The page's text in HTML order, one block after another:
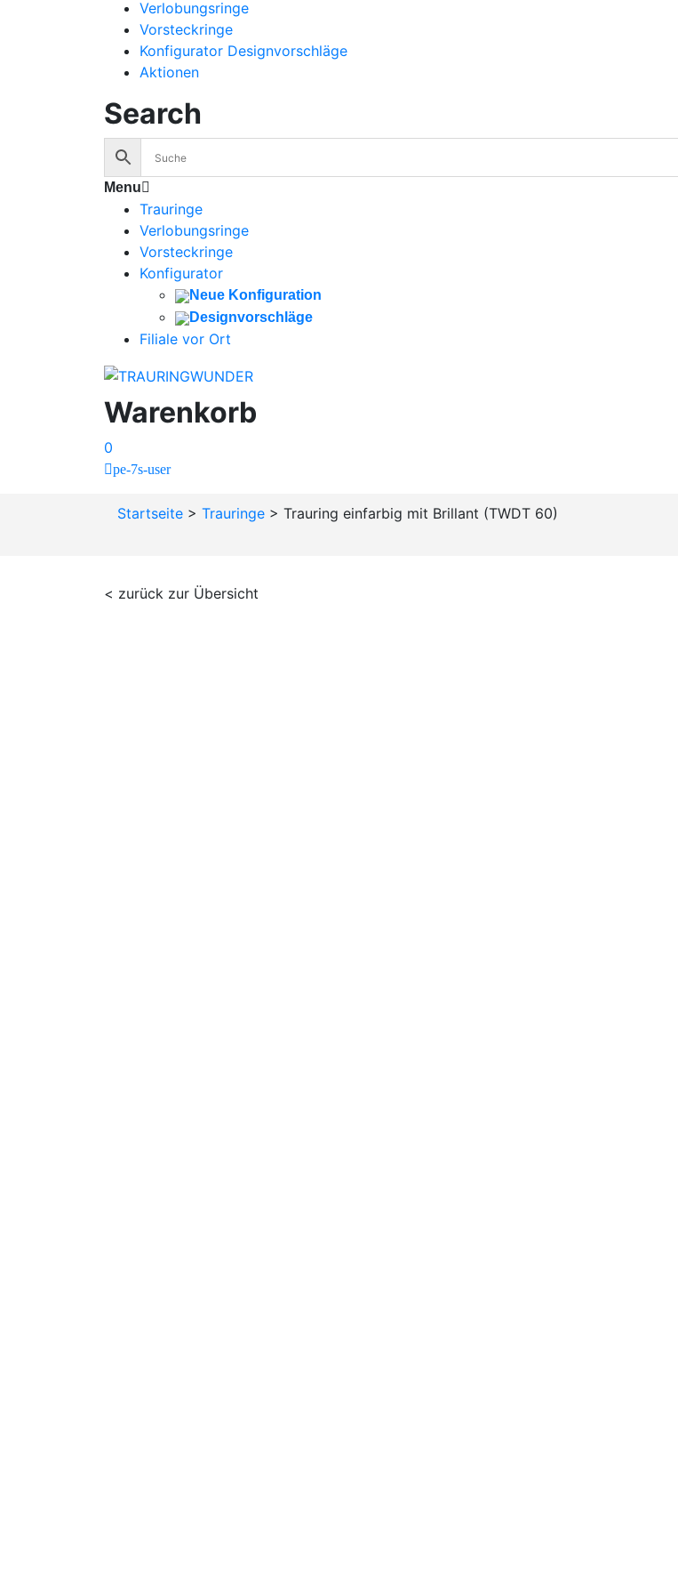
Verlobungsringe
Vorsteckringe
Konfigurator Designvorschläge
Aktionen
Search
Menu
Trauringe
Verlobungsringe
Vorsteckringe
Konfigurator
Neue Konfiguration
Designvorschläge
Filiale vor Ort
Warenkorb
0
pe-7s-user
Startseite > Trauringe > Trauring einfarbig mit Brillant (TWDT 60)
< zurück zur Übersicht